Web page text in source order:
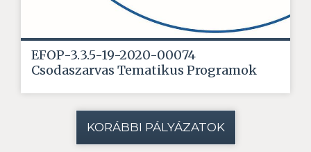
EFOP-3.3.5-19-2020-00074
Csodaszarvas Tematikus Programok
KORÁBBI PÁLYÁZATOK